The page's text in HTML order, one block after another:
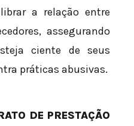
a relação entre
assegurando
ciente de seus
práticas abusivas.
DE PRESTAÇÃO